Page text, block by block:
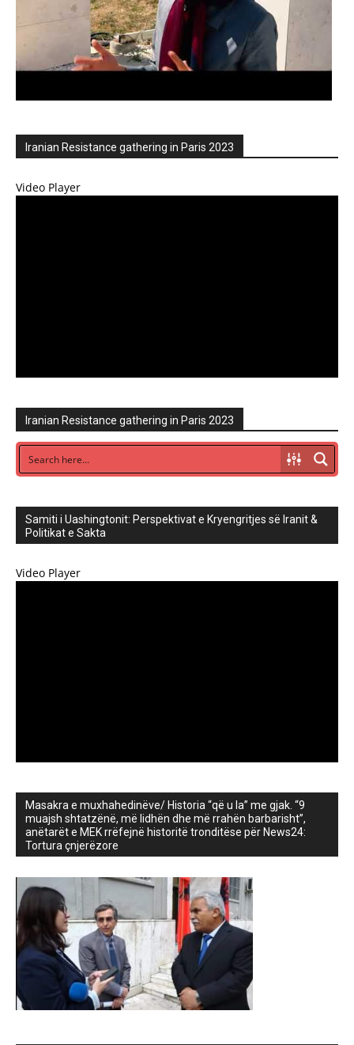
Iranian Resistance gathering in Paris 2023
Video Player
Iranian Resistance gathering in Paris 2023
Samiti i Uashingtonit: Perspektivat e Kryengritjes së Iranit &
Politikat e Sakta
Video Player
Masakra e muxhahedinëve/ Historia “që u la” me gjak. “9
muajsh shtatzënë, më lidhën dhe më rrahën barbarisht”,
anëtarët e MEK rrëfejnë historitë tronditëse për News24:
Tortura çnjerëzore